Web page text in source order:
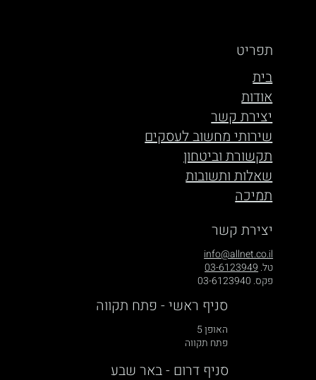
תפריט
בית
אודות
יצירת קשר
שירותי מחשוב לעסקים
תקשורת וביטחון
שאלות ותשובות
תמיכה
info@allnet.co.il
טל.03-6123949
פקס. 03-6123940
יצירת קשר
האופן 5
פתח תקווה
סניף ראשי - פתח תקווה
סניף דרום - באר שבע